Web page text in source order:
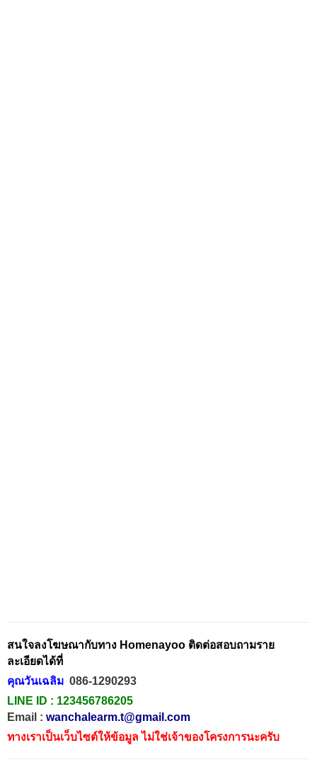
สนใจลงโฆษณากับทาง Homenayoo ติดต่อสอบถามราย
ละเอียดได้ที่
คุณวันเฉลิม 086-1290293
LINE ID : 123456786205
Email : wanchalearm.t@gmail.com
ทางเราเป็นเว็บไซต์ให้ข้อมูล ไม่ใช่เจ้าของโครงการนะครับ